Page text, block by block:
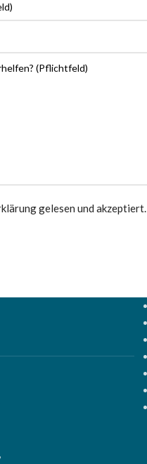
gelesen und akzeptiert.